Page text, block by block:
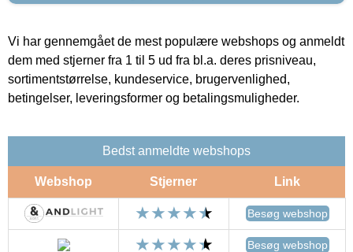
Vi har gennemgået de mest populære webshops og anmeldt
dem med stjerner fra 1 til 5 ud fra bl.a. deres prisniveau,
sortimentstørrelse, kundeservice, brugervenlighed,
betingelser, leveringsformer og betalingsmuligheder.
Bedst anmeldte webshops
Webshop Stjerner Link
Besøg webshop
Besøg webshop